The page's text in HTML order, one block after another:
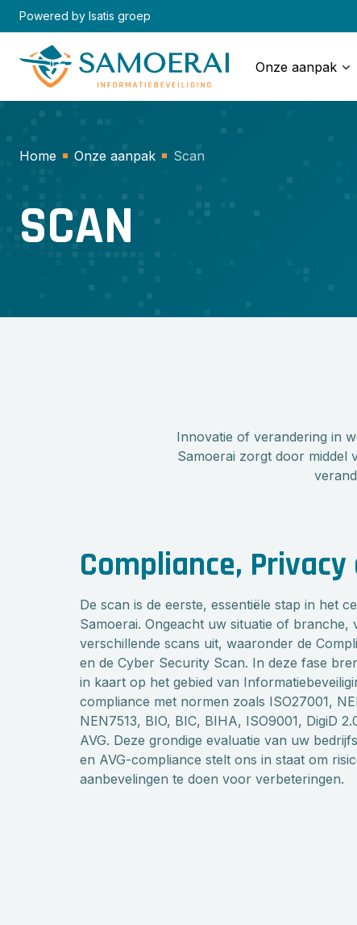
Skip
to
content
Powered by Isatis groep
Onze aanpak
Home Onze aanpak Scan
SCAN
Innovatie of verandering in
Samoerai zorgt door middel
Compliance, Privacy
De scan is de eerste, essentiële stap in het
Samoerai. Ongeacht uw situatie of branche,
verschillende scans uit, waaronder de
en de Cyber Security Scan. In deze fase
in kaart op het gebied van
compliance met normen zoals ISO27001,
NEN7513, BIO, BIC, BIHA, ISO9001, DigiD
AVG. Deze grondige evaluatie van uw
en AVG-compliance stelt ons in staat om
aanbevelingen te doen voor verbeteringen.